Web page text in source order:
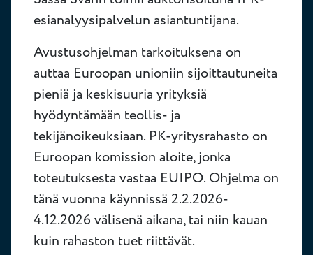
esianalyysipalvelun asiantuntijana.
Avustusohjelman tarkoituksena on
auttaa Euroopan unioniin sijoittautuneita
pieniä ja keskisuuria yrityksiä
hyödyntämään teollis- ja
tekijänoikeuksiaan. PK-yritysrahasto on
Euroopan komission aloite, jonka
toteutuksesta vastaa EUIPO. Ohjelma on
tänä vuonna käynnissä 2.2.2026-
4.12.2026 välisenä aikana, tai niin kauan
kuin rahaston tuet riittävät.